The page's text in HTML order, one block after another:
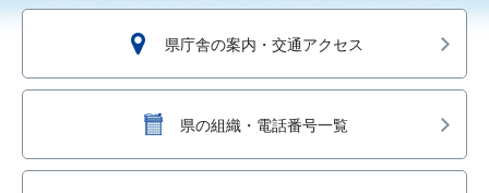
県庁舎の案内・交通アクセス
県の組織・電話番号一覧